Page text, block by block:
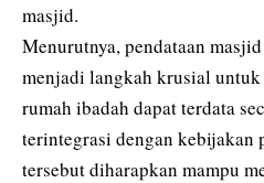
masjid.
Menurutnya, pendataan
menjadi langkah krusial untuk
rumah ibadah dapat terdata
terintegrasi dengan kebijakan
tersebut diharapkan mampu